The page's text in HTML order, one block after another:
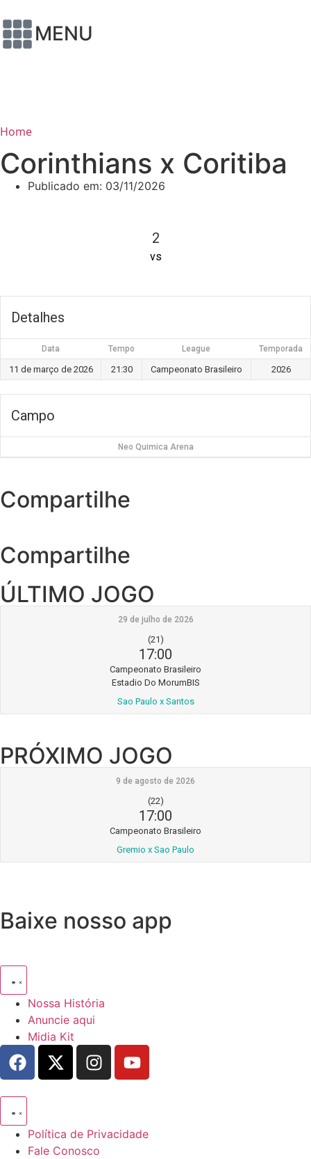
MENU
Home
Corinthians x Coritiba
Publicado em: 03/11/2026
2
vs
Detalhes
Data Tempo League Temporada
11 de março de 2026 21:30 Campeonato Brasileiro 2026
Campo
Neo Quimica Arena
Compartilhe
Compartilhe
ÚLTIMO JOGO
29 de julho de 2026
(21)
17:00
Campeonato Brasileiro
Estadio Do MorumBIS
Sao Paulo x Santos
PRÓXIMO JOGO
9 de agosto de 2026
(22)
17:00
Campeonato Brasileiro
Gremio x Sao Paulo
Baixe nosso app
Nossa História
Anuncie aqui
Midia Kit
Política de Privacidade
Fale Conosco